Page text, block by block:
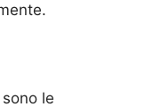
le